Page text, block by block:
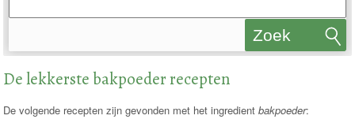
Zoek
De lekkerste bakpoeder recepten
De volgende recepten zijn gevonden met het ingredientbakpoeder: